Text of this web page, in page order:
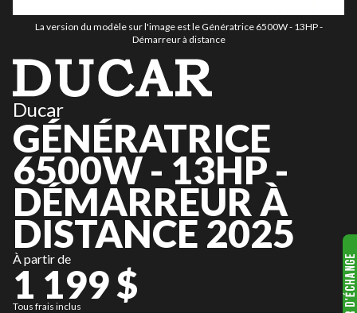
La version du modèle sur l'image est le Génératrice 6500W - 13HP -
Démarreur à distance
Ducar
GÉNÉRATRICE
6500W - 13HP -
DÉMARREUR À
DISTANCE 2025
À partir de
1 199 $
Tous frais inclus